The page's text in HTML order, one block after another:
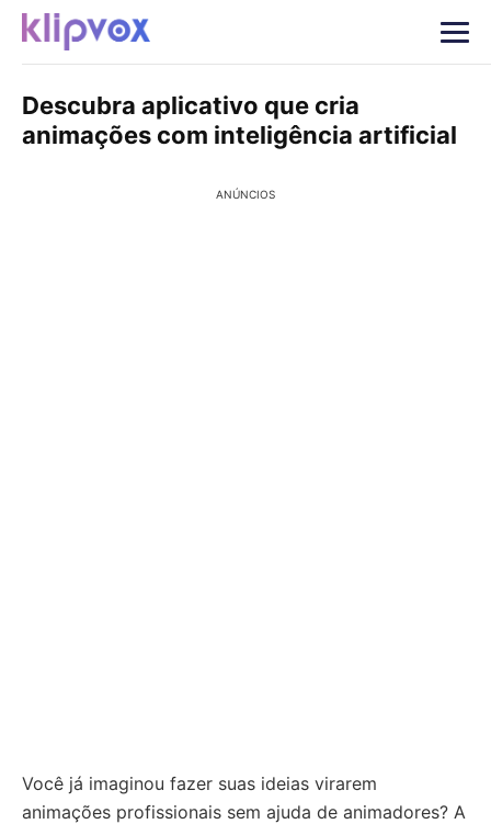
Descubra aplicativo que cria
animações com inteligência artificial
ANÚNCIOS
Você já imaginou fazer suas ideias virarem
animações profissionais sem ajuda de animadores? A